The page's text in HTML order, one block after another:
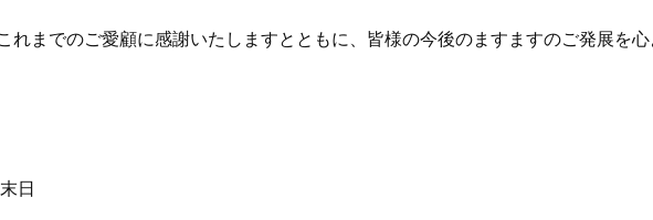
れまでのご愛顧に感謝いたしますとともに、皆様の今後のますますのご発展を心
日